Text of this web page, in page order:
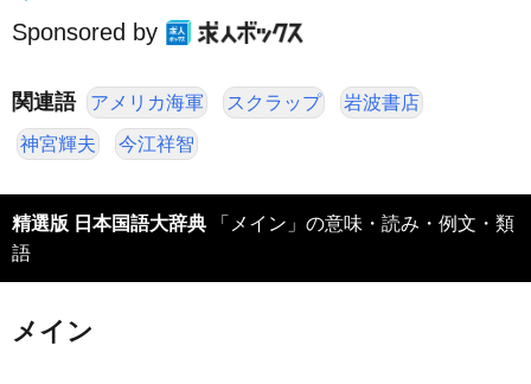
Sponsored by
関連語 アメリカ海軍 スクラップ 岩波書店
神宮輝夫 今江祥智
精選版 日本国語大辞典 「メイン」の意味・読み・例文・類
語
メイン